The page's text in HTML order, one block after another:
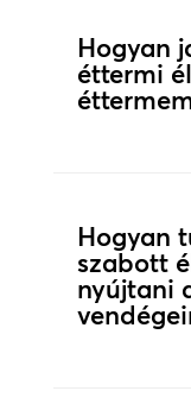
Hogyan
éttermi
Hogyan
szabott
nyújtani